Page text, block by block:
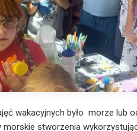
wakacyjnych było morze lub
morskie stworzenia